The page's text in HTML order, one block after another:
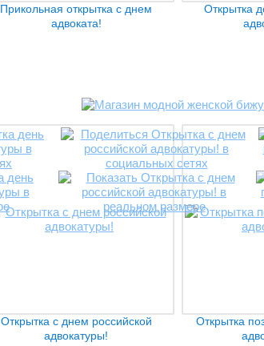
Прикольная открытка с днем
адвоката!
Открытка
Открытка с днем российской
адвокатуры!
Открытка